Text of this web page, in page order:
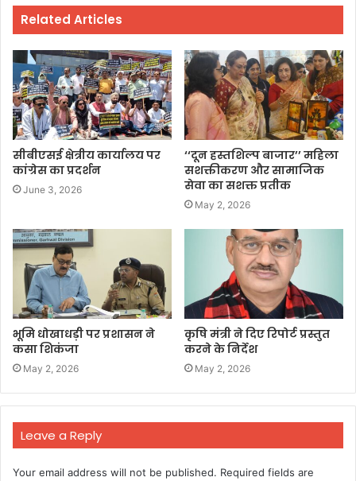
Related Articles
सीबीएसई क्षेत्रीय कार्यालय पर
कांग्रेस का प्रदर्शन
June 3, 2026
‘‘दून हस्तशिल्प बाजार’’ महिला
सशक्तीकरण और सामाजिक
सेवा का सशक्त प्रतीक
May 2, 2026
भूमि धोखाधड़ी पर प्रशासन ने
कसा शिकंजा
May 2, 2026
कृषि मंत्री ने दिए रिपोर्ट प्रस्तुत
करने के निर्देश
May 2, 2026
Leave a Reply
Your email address will not be published. Required fields are